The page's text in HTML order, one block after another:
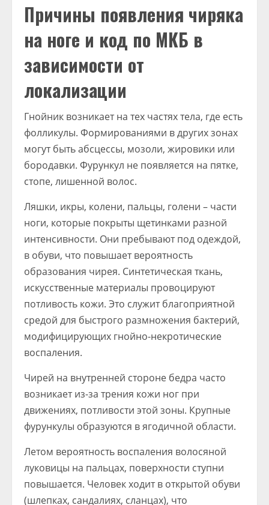
Причины появления чиряка
на ноге и код по МКБ в
зависимости от
локализации
Гнойник возникает на тех частях тела, где есть
фолликулы. Формированиями в других зонах
могут быть абсцессы, мозоли, жировики или
бородавки. Фурункул не появляется на пятке,
стопе, лишенной волос.
Ляшки, икры, колени, пальцы, голени – части
ноги, которые покрыты щетинками разной
интенсивности. Они пребывают под одеждой,
в обуви, что повышает вероятность
образования чирея. Синтетическая ткань,
искусственные материалы провоцируют
потливость кожи. Это служит благоприятной
средой для быстрого размножения бактерий,
модифицирующих гнойно-некротические
воспаления.
Чирей на внутренней стороне бедра часто
возникает из-за трения кожи ног при
движениях, потливости этой зоны. Крупные
фурункулы образуются в ягодичной области.
Летом вероятность воспаления волосяной
луковицы на пальцах, поверхности ступни
повышается. Человек ходит в открытой обуви
(шлепках, сандалиях, сланцах), что